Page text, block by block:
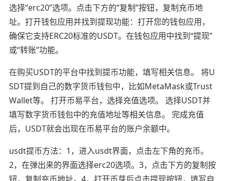
选择“erc20”选项。点击下方的“复制”按钮，复制充币地
址。打开钱包应用并找到提现功能：打开您的钱包应用，
确保它支持ERC20标准的USDT。在钱包应用中找到“提现”
或“转账”功能。
在购买USDT的平台中找到提币功能，填写相关信息。 将U
SDT提到自己的数字货币钱包中，比如MetaMask或Trust
Wallet等。 打开币易平台，选择充值选项。 选择USDT并
填写数字货币钱包中的充值地址等相关信息。 完成充值
后，USDT就会出现在币易平台的账户余额中。
usdt提币方法：1，进入usdt界面，点击左下角的充币。
2，在弹出来的界面选择erc20选项。3，点击下方的复制按